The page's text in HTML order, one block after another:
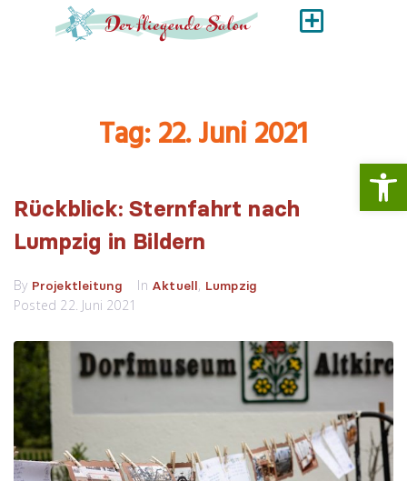
Tag:22. Juni 2021
Rückblick: Sternfahrt nach
Lumpzig in Bildern
By Projektleitung In Aktuell, Lumpzig
Posted 22. Juni 2021